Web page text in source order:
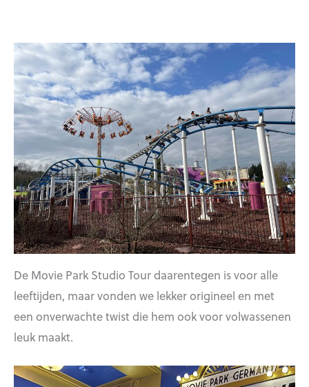
De Movie Park Studio Tour daarentegen is voor alle
leeftijden, maar vonden we lekker origineel en met
een onverwachte twist die hem ook voor volwassenen
leuk maakt.